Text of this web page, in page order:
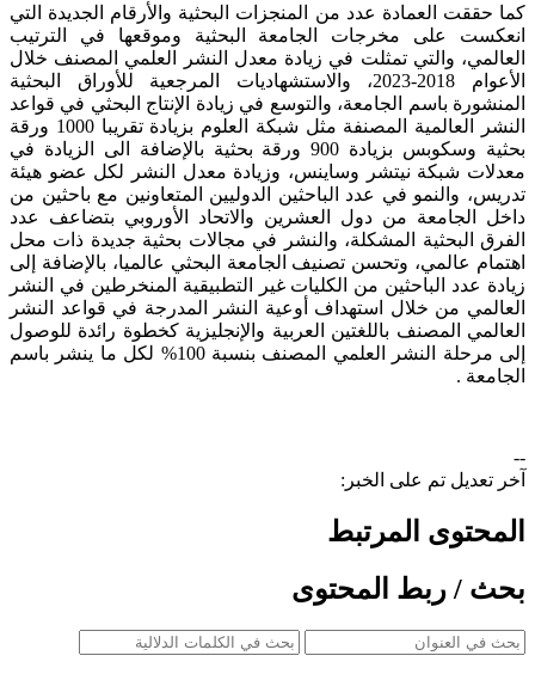
كما حققت العمادة عدد من المنجزات البحثية والأرقام الجديدة التي
انعكست على مخرجات الجامعة البحثية وموقعها في الترتيب
العالمي، والتي تمثلت في زيادة معدل النشر العلمي المصنف خلال
الأعوام 2018-2023، والاستشهاديات المرجعية للأوراق البحثية
المنشورة باسم الجامعة، والتوسع في زيادة الإنتاج البحثي في قواعد
النشر العالمية المصنفة مثل شبكة العلوم بزيادة تقريبا 1000 ورقة
بحثية وسكوبس بزيادة 900 ورقة بحثية بالإضافة الى الزيادة في
معدلات شبكة نيتشر وساينس، وزيادة معدل النشر لكل عضو هيئة
تدريس، والنمو في عدد الباحثين الدوليين المتعاونين مع باحثين من
داخل الجامعة من دول العشرين والاتحاد الأوروبي بتضاعف عدد
الفرق البحثية المشكلة، والنشر في مجالات بحثية جديدة ذات محل
اهتمام عالمي، وتحسن تصنيف الجامعة البحثي عالميا، بالإضافة إلى
زيادة عدد الباحثين من الكليات غير التطبيقية المنخرطين في النشر
العالمي من خلال استهداف أوعية النشر المدرجة في قواعد النشر
العالمي المصنف باللغتين العربية والإنجليزية كخطوة رائدة للوصول
إلى مرحلة النشر العلمي المصنف بنسبة 100% لكل ما ينشر باسم
الجامعة .
--
آخر تعديل تم على الخبر:
المحتوى المرتبط
بحث / ربط المحتوى